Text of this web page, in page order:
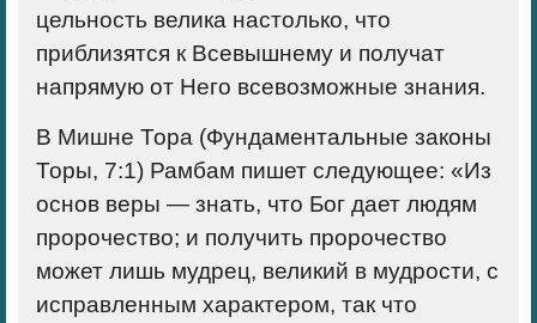
цельность велика настолько, что
приблизятся к Всевышнему и получат
напрямую от Него всевозможные знания.
В Мишне Тора (Фундаментальные законы
Торы, 7:1) Рамбам пишет следующее: «Из
основ веры — знать, что Бог дает людям
пророчество; и получить пророчество
может лишь мудрец, великий в мудрости, с
исправленным характером, так что